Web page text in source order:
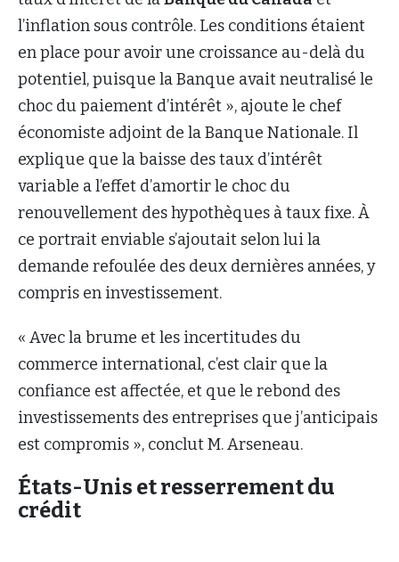
l’inflation sous contrôle. Les conditions étaient
en place pour avoir une croissance au-delà du
potentiel, puisque la Banque avait neutralisé le
choc du paiement d’intérêt », ajoute le chef
économiste adjoint de la Banque Nationale. Il
explique que la baisse des taux d’intérêt
variable a l’effet d’amortir le choc du
renouvellement des hypothèques à taux fixe. À
ce portrait enviable s’ajoutait selon lui la
demande refoulée des deux dernières années, y
compris en investissement.
« Avec la brume et les incertitudes du
commerce international, c’est clair que la
confiance est affectée, et que le rebond des
investissements des entreprises que j’anticipais
est compromis », conclut M. Arseneau.
États-Unis et resserrement du
crédit